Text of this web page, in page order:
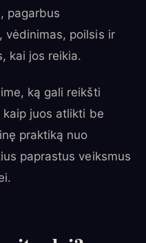
pagarbus
vėdinimas, poilsis ir
kai jos reikia.
ką gali reikšti
juos atlikti be
praktiką nuo
paprastus veiksmus